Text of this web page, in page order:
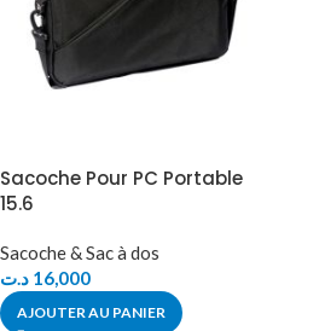
Sacoche Pour PC Portable
15.6
Sacoche & Sac à dos
16,000 د.ت
AJOUTER AU PANIER